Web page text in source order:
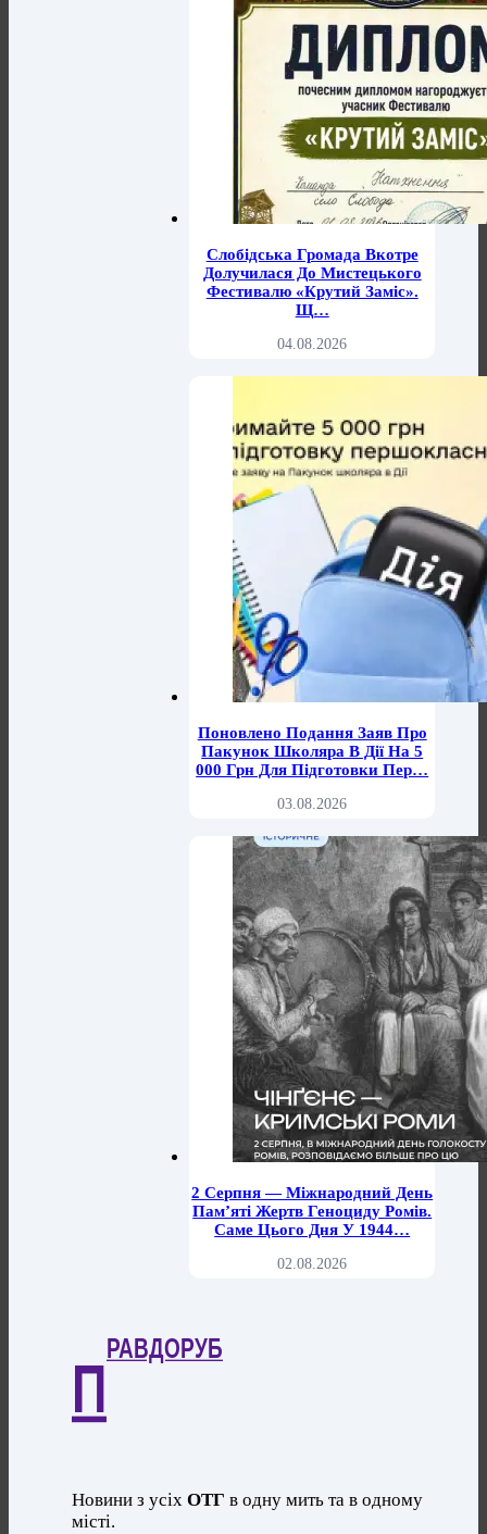
Слобідська Громада Вкотре
Долучилася До Мистецького
Фестивалю «Крутий Заміс».
Щ…
04.08.2026
Поновлено Подання Заяв Про
Пакунок Школяра В Дії На 5
000 Грн Для Підготовки Пер…
03.08.2026
2 Серпня — Міжнародний День
Пам’яті Жертв Геноциду Ромів.
Саме Цього Дня У 1944…
02.08.2026
П
РАВДОРУБ
Новини з усіхОТГ в одну мить та в одному
місті.